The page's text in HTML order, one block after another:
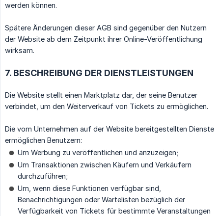
werden können.
Spätere Änderungen dieser AGB sind gegenüber den Nutzern
der Website ab dem Zeitpunkt ihrer Online-Veröffentlichung
wirksam.
7. BESCHREIBUNG DER DIENSTLEISTUNGEN
Die Website stellt einen Marktplatz dar, der seine Benutzer
verbindet, um den Weiterverkauf von Tickets zu ermöglichen.
Die vom Unternehmen auf der Website bereitgestellten Dienste
ermöglichen Benutzern:
Um Werbung zu veröffentlichen und anzuzeigen;
Um Transaktionen zwischen Käufern und Verkäufern
durchzuführen;
Um, wenn diese Funktionen verfügbar sind,
Benachrichtigungen oder Wartelisten bezüglich der
Verfügbarkeit von Tickets für bestimmte Veranstaltungen